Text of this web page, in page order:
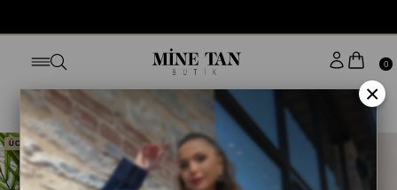
0
Anasayfa ELBİSE STİLE GÖRE KISA KOL ELBİSE
ÜCRETSİZ KARGO
×